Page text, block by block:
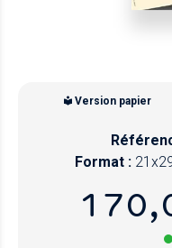
Version papier
Format :